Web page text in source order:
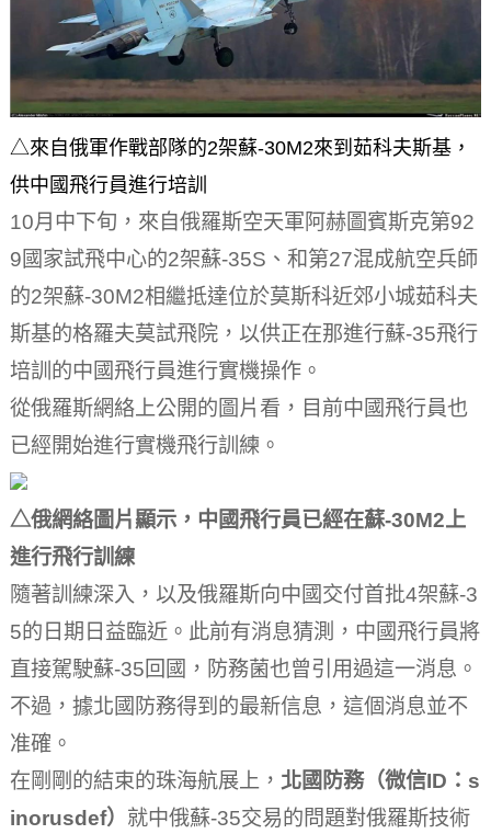
△來自俄軍作戰部隊的2架蘇-30M2來到茹科夫斯基，
供中國飛行員進行培訓
10月中下旬，來自俄羅斯空天軍阿赫圖賓斯克第92
9國家試飛中心的2架蘇-35S、和第27混成航空兵師
的2架蘇-30M2相繼抵達位於莫斯科近郊小城茹科夫
斯基的格羅夫莫試飛院，以供正在那進行蘇-35飛行
培訓的中國飛行員進行實機操作。
從俄羅斯網絡上公開的圖片看，目前中國飛行員也
已經開始進行實機飛行訓練。
△俄網絡圖片顯示，中國飛行員已經在蘇-30M2上
進行飛行訓練
隨著訓練深入，以及俄羅斯向中國交付首批4架蘇-3
5的日期日益臨近。 此前有消息猜測，中國飛行員將
直接駕駛蘇-35回國，防務菌也曾引用過這一消息。
不過，據北國防務得到的最新信息，這個消息並不
准確。
在剛剛的結束的珠海航展上， 北國防務（微信ID：s
inorusdef） 就中俄蘇-35交易的問題對俄羅斯技術